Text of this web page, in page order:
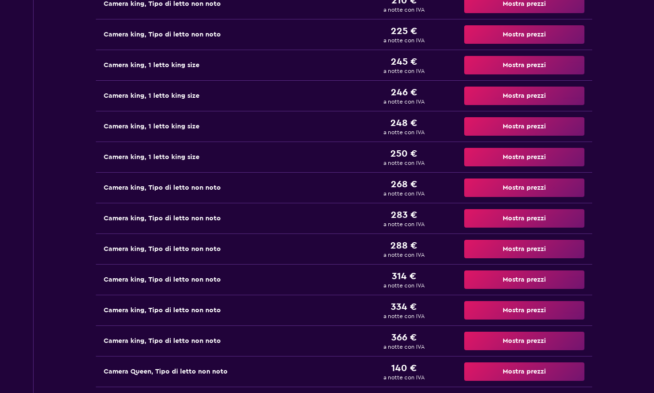
Camera king, Tipo di letto non noto
a notte con IVA
Mostra prezzi
Camera king, Tipo di letto non noto 225 €
a notte con IVA
Mostra prezzi
Camera king, 1 letto king size 245 €
a notte con IVA
Mostra prezzi
Camera king, 1 letto king size 246 €
a notte con IVA
Mostra prezzi
Camera king, 1 letto king size 248 €
a notte con IVA
Mostra prezzi
Camera king, 1 letto king size 250 €
a notte con IVA
Mostra prezzi
Camera king, Tipo di letto non noto 268 €
a notte con IVA
Mostra prezzi
Camera king, Tipo di letto non noto 283 €
a notte con IVA
Mostra prezzi
Camera king, Tipo di letto non noto 288 €
a notte con IVA
Mostra prezzi
Camera king, Tipo di letto non noto 314 €
a notte con IVA
Mostra prezzi
Camera king, Tipo di letto non noto 334 €
a notte con IVA
Mostra prezzi
Camera king, Tipo di letto non noto 366 €
a notte con IVA
Mostra prezzi
Camera Queen, Tipo di letto non noto 140 €
a notte con IVA
Mostra prezzi